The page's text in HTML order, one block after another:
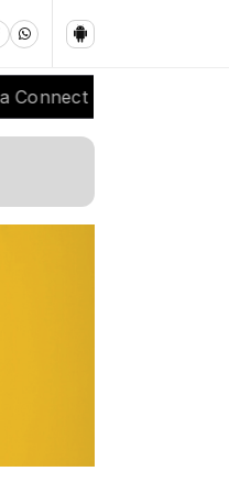
Run 2026 neste sábado